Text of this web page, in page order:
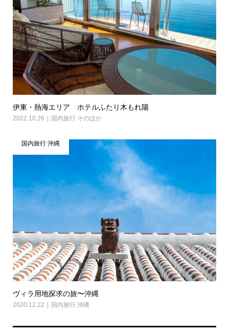
伊東・熱海エリア ホテルふたり木もれ陽
2022.10.26 国内旅行 そのほか
国内旅行 沖縄
ヴィラ用地探求の旅〜沖縄
2020.12.22 国内旅行 沖縄